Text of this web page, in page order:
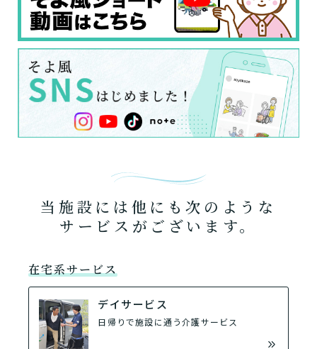
当施設には他にも次のような
サービスがございます。
在宅系サービス
デイサービス
日帰りで施設に通う介護サービス
あなたに適しているのは?
介護保険サービスは20種類以上あり、それぞれ
用途やご利用目的が違います。
「どのサービスを使ったらいいのかわからな
最大4つの質問に答えていただくだけ
で、おすすめの介護保険サービスを紹介しま
す。
要介護認定を受け、要支援１～２、
要介護１～５、いずれかの判定を受
けていますか？
はい
いいえ or
非該当(自立)
ご自宅で生活しながら介護サービス
を使いたいですか？
老人ホームなどの施設に移り住みた
いですか？
自宅で生活しながら
使いたい
現在、日常生活を送るうえで誰かの
介護などサポートが必要ですか？
必要
必要ない
介護スタッフにご自宅に来てもらい
たいですか？
介護施設へ通いたいですか？
通いたい
認知症の診断を受けていますか？
または物忘れなど認知症の疑いはあ
りますか？
はい
いいえ
日帰りで使いたいですか？
一時的に宿泊したいですか？
日帰りで使いたい
要支援１～２・要介護１～２です
か？
要介護３～５ですか？
要支援１～２
要介護１～２